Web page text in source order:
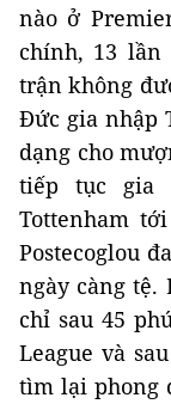
nào ở
chính, 13
trận không
Đức gia nhập
dạng cho
tiếp tục gia
Tottenham
Postecoglou
ngày càng tệ.
chỉ sau 45
League và
tìm lại phong